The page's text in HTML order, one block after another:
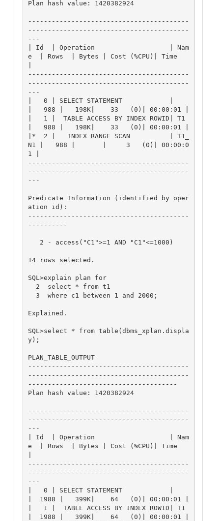
Plan hash value: 1420382924
-----------------------------------------
-----------------------------------------
---
| Id  | Operation                   | Nam
e  | Rows  | Bytes | Cost (%CPU)| Time
-----------------------------------------
-----------------------------------------
---
|   0 | SELECT STATEMENT            |
|   988 |   198K|    33   (0)| 00:00:01 |
|   1 |  TABLE ACCESS BY INDEX ROWID| T1
|   988 |   198K|    33   (0)| 00:00:01 |
|*  2 |   INDEX RANGE SCAN          | T1_
N1 |   988 |       |     3   (0)| 00:00:0
1 |
-----------------------------------------
-----------------------------------------
---
Predicate Information (identified by oper
ation id):
-----------------------------------------
----------
14 rows selected.
SQL>explain plan for
Explained.
SQL>select * from table(dbms_xplan.displa
y);
PLAN_TABLE_OUTPUT
-----------------------------------------
-----------------------------------------
--------------------------------------
Plan hash value: 1420382924
-----------------------------------------
-----------------------------------------
---
| Id  | Operation                   | Nam
e  | Rows  | Bytes | Cost (%CPU)| Time
-----------------------------------------
-----------------------------------------
---
|   0 | SELECT STATEMENT            |
|  1988 |   399K|    64   (0)| 00:00:01 |
|   1 |  TABLE ACCESS BY INDEX ROWID| T1
|  1988 |   399K|    64   (0)| 00:00:01 |